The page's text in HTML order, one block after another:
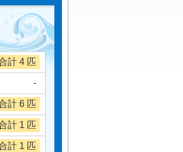
計 4 匹
-
計 6 匹
計 1 匹
計 1 匹